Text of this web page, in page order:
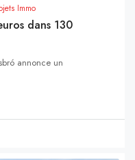
Immo
dans 130
annonce un